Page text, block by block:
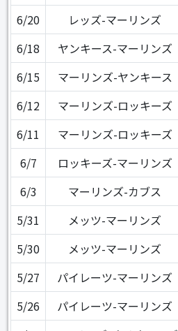
6/20
レッズ-マーリンズ
6/18
ヤンキース-マーリンズ
6/15
マーリンズ-ヤンキース
6/12
マーリンズ-ロッキーズ
6/11
マーリンズ-ロッキーズ
6/7
ロッキーズ-マーリンズ
6/3
マーリンズ-カブス
5/31
メッツ-マーリンズ
5/30
メッツ-マーリンズ
5/27
パイレーツ-マーリンズ
5/26
パイレーツ-マーリンズ